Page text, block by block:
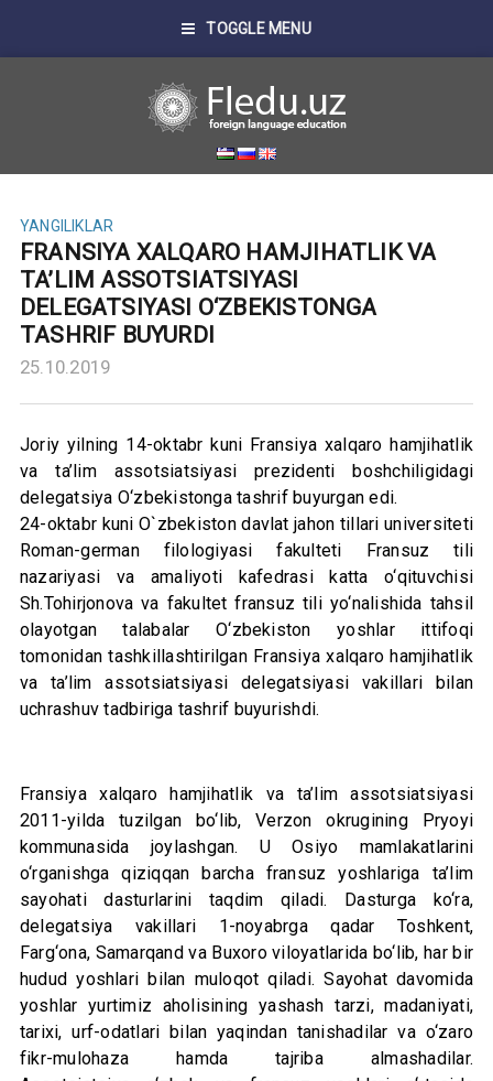
TOGGLE MENU
YANGILIKLAR
FRANSIYA XALQARO HAMJIHATLIK VA
TA’LIM ASSOTSIATSIYASI
DELEGATSIYASI O‘ZBEKISTONGA
TASHRIF BUYURDI
25.10.2019
Joriy yilning 14-oktabr kuni Fransiya xalqaro hamjihatlik
va ta’lim assotsiatsiyasi prezidenti boshchiligidagi
delegatsiya O‘zbekistonga tashrif buyurgan edi.
24-oktabr kuni O`zbekiston davlat jahon tillari universiteti
Roman-german filologiyasi fakulteti Fransuz tili
nazariyasi va amaliyoti kafedrasi katta o‘qituvchisi
Sh.Tohirjonova va fakultet fransuz tili yo‘nalishida tahsil
olayotgan talabalar O‘zbekiston yoshlar ittifoqi
tomonidan tashkillashtirilgan Fransiya xalqaro hamjihatlik
va ta’lim assotsiatsiyasi delegatsiyasi vakillari bilan
uchrashuv tadbiriga tashrif buyurishdi.
Fransiya xalqaro hamjihatlik va ta’lim assotsiatsiyasi
2011-yilda tuzilgan bo‘lib, Verzon okrugining Pryoyi
kommunasida joylashgan. U Osiyo mamlakatlarini
o‘rganishga qiziqqan barcha fransuz yoshlariga ta’lim
sayohati dasturlarini taqdim qiladi. Dasturga ko‘ra,
delegatsiya vakillari 1-noyabrga qadar Toshkent,
Farg‘ona, Samarqand va Buxoro viloyatlarida bo‘lib, har bir
hudud yoshlari bilan muloqot qiladi. Sayohat davomida
yoshlar yurtimiz aholisining yashash tarzi, madaniyati,
tarixi, urf-odatlari bilan yaqindan tanishadilar va o‘zaro
fikr-mulohaza hamda tajriba almashadilar.